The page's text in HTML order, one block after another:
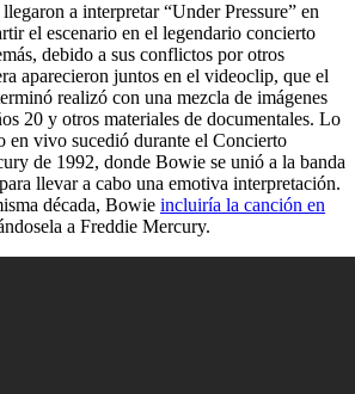
a interpretar “Under Pressure” en
el escenario en el legendario concierto
debido a sus conflictos por otros
aparecieron juntos en el videoclip, que el
realizó con una mezcla de imágenes
20 y otros materiales de documentales. Lo
en vivo sucedió durante el Concierto
de 1992, donde Bowie se unió a la banda
llevar a cabo una emotiva interpretación.
década, Bowie incluiría la canción en
a Freddie Mercury.